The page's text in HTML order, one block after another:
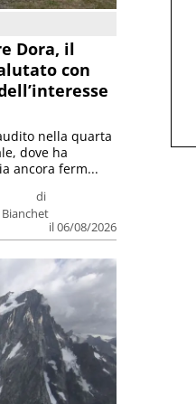
Dora, il
con
di
il 06/08/2026
nella quarta
dove ha
ancora ferm...